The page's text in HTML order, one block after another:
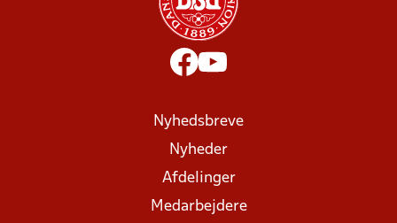
Nyhedsbreve
Nyheder
Afdelinger
Medarbejdere